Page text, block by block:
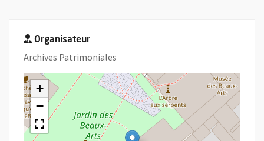
Organisateur
Archives Patrimoniales
+
−